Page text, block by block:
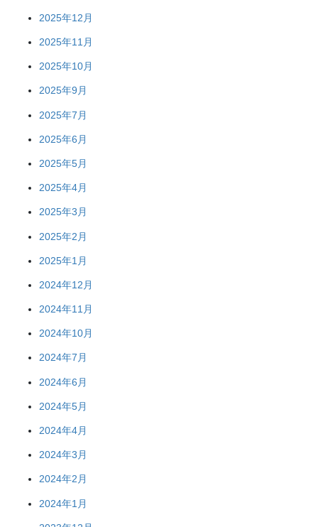
2025年12月
2025年11月
2025年10月
2025年9月
2025年7月
2025年6月
2025年5月
2025年4月
2025年3月
2025年2月
2025年1月
2024年12月
2024年11月
2024年10月
2024年7月
2024年6月
2024年5月
2024年4月
2024年3月
2024年2月
2024年1月